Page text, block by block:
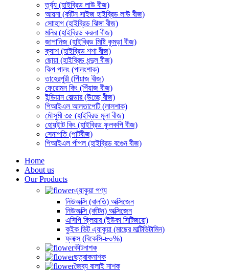
তূর্য্য (হাইব্রিড লাউ বীজ)
আয়না (র্কাটন সাইজ হাইব্রিড লাউ বীজ)
সোাহাগ (হাইব্রিড ঝিঙ্গা বীজ)
মনির (হাইব্রিড করলা বীজ)
জাপানিজ (হাইব্রিড মিষ্টি কুমড়া বীজ)
ক্যাশ (হাইব্রিড শশা বীজ)
ছোয়া (হাইব্রিড ধন্দুল বীজ)
কিপ পালং (পালংশাক)
তাহেরপুরী (পিঁয়াজ বীজ)
ফেরোমন কিং (পিঁয়াজ বীজ)
ইন্ডিয়ান বোল্ডার (উচ্ছে বীজ)
পিআইএল আলতাপেটি (লালশাক)
মৌসুমী ৩৫ (হাইব্রিড মূলা বীজ)
হোয়্ইাট কিং (হাইব্রিড ফুলকপি বীজ)
সেনাপতি (পাটবীজ)
পিআইএল র্পাপল (হাইব্রিড বগেুন বীজ)
Home
About us
Our Products
এ্যাকুয়া পণ্য
নিউঅক্সি (বালতি) অক্সিজেন
নিউঅক্সি (র্কাটন) অক্সিজেন
এসিপি ক্লিয়ার (ইউকা সিটিজরো)
কুইক ভিট এ্যাকুয়া (মাছের মাল্টিভিটামিন)
ফ্লাক্স (বিকেসি-৮০%)
কীটনাশক
ছত্রাকনাশক
জৈব্য বালাই নাশক